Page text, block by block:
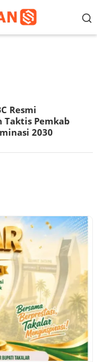
Resmi
Taktis Pemkab
2030